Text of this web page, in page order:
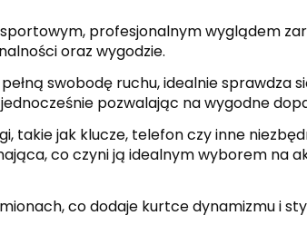
profesjonalnym wyglądem
oraz wygodzie.
swobodę ruchu, idealnie sprawdza
pozwalając na wygodne
takie jak klucze, telefon czy inne
co czyni ją idealnym wyborem na
co dodaje kurtce dynamizmu i